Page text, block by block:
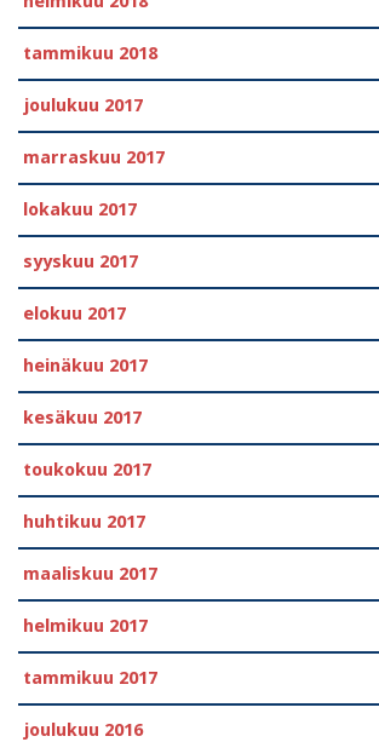
tammikuu 2018
joulukuu 2017
marraskuu 2017
lokakuu 2017
syyskuu 2017
elokuu 2017
heinäkuu 2017
kesäkuu 2017
toukokuu 2017
huhtikuu 2017
maaliskuu 2017
helmikuu 2017
tammikuu 2017
joulukuu 2016